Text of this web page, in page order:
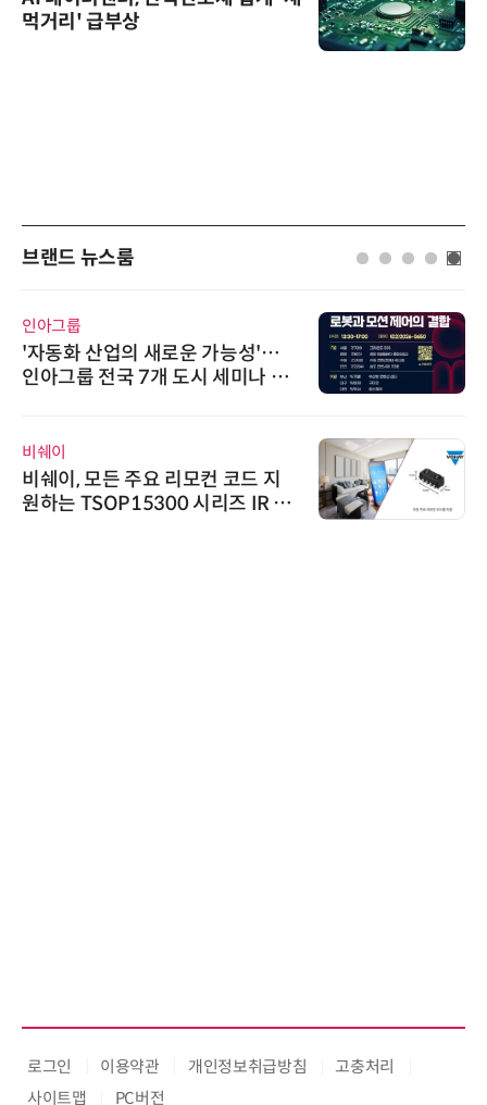
먹거리' 급부상
브랜드 뉴스룸
인아그룹
'자동화 산업의 새로운 가능성'…
인아그룹 전국 7개 도시 세미나 페
비쉐이
비쉐이, 모든 주요 리모컨 코드 지
원하는 TSOP15300 시리즈 IR 수
로그인 이용약관 개인정보취급방침
고충처리
사이트맵
PC버전